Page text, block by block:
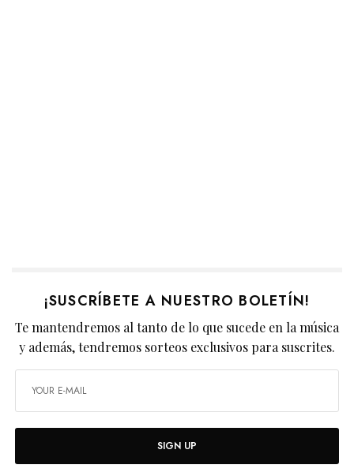
¡SUSCRÍBETE A NUESTRO BOLETÍN!
Te mantendremos al tanto de lo que sucede en la música
y además, tendremos sorteos exclusivos para suscrites.
SIGN UP